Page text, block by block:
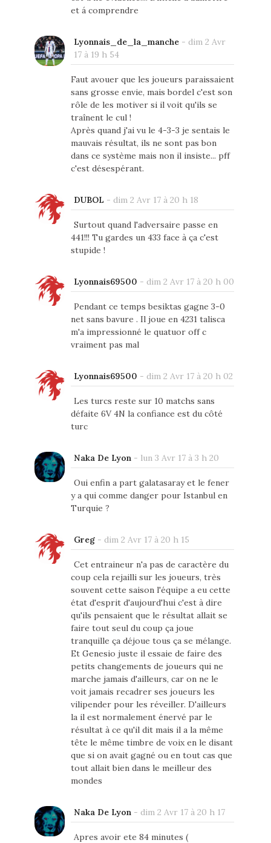
et á comprendre
Lyonnais_de_la_manche- dim 2 Avr
17 à 19 h 54
Faut avouer que les joueurs paraissaient
sans grosse envie, mais bordel c'est son
rôle de les motiver si il voit qu'ils se
traînent le cul !
Après quand j'ai vu le 4-3-3 je sentais le
mauvais résultat, ils ne sont pas bon
dans ce système mais non il insiste... pff
c'est désespérant.
DUBOL - dim 2 Avr 17 à 20 h 18
Surtout quand l'adversaire passe en
441!!! Tu gardes un 433 face à ça c'est
stupide !
Lyonnais69500 - dim 2 Avr 17 à 20 h 00
Pendant ce temps besiktas gagne 3-0
net sans bavure . Il joue en 4231 talisca
m'a impressionné le quatuor off c
vraiment pas mal
Lyonnais69500 - dim 2 Avr 17 à 20 h 02
Les turcs reste sur 10 matchs sans
défaite 6V 4N la confiance est du côté
turc
Naka De Lyon- lun 3 Avr 17 à 3 h 20
Oui enfin a part galatasaray et le fener
y a qui comme danger pour Istanbul en
Turquie ?
Greg- dim 2 Avr 17 à 20 h 15
Cet entraineur n'a pas de caractère du
coup cela rejailli sur les joueurs, très
souvent cette saison l'équipe a eu cette
état d'esprit d'aujourd'hui c'est à dire
qu'ils pensaient que le résultat allait se
faire tout seul du coup ça joue
tranquille ça déjoue tous ça se mélange.
Et Genesio juste il essaie de faire des
petits changements de joueurs qui ne
marche jamais d'ailleurs, car on ne le
voit jamais recadrer ses joueurs les
vilipender pour les réveiller. D'ailleurs
la il est normalement énervé par le
résultat à ce qu'il dit mais il a la même
tête le même timbre de voix en le disant
que si on avait gagné ou en tout cas que
tout allait bien dans le meilleur des
mondes
Naka De Lyon- dim 2 Avr 17 à 20 h 17
Apres avoir ete 84 minutes (